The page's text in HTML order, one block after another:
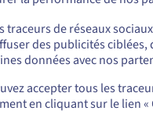
serveur pour
navigateur.
sur le site actuel
un autre site
traceurs de réseaux
des publicités
données avec nos
accepter tous les
en cliquant sur le lien «